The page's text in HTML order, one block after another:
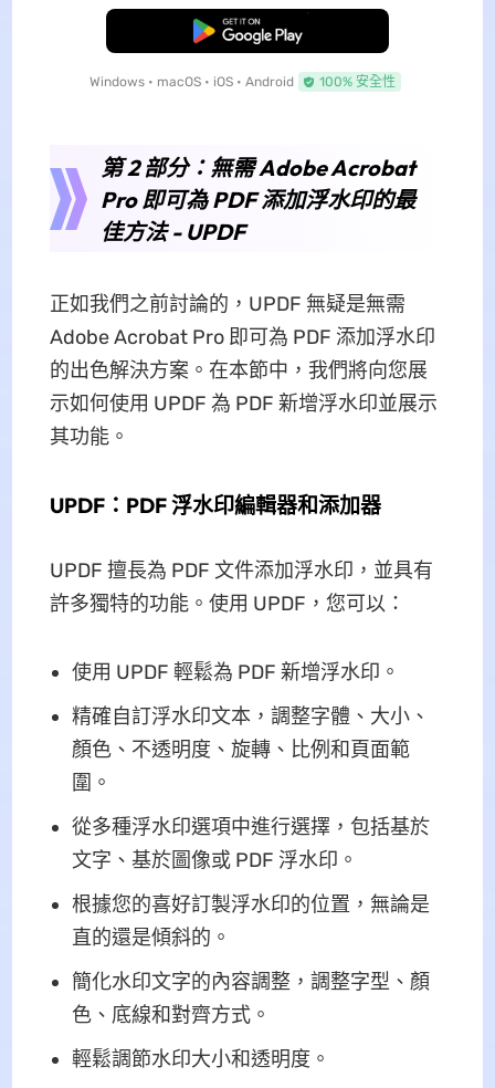
免費下載
Windows • macOS • iOS • Android 100% 安全性
第 2 部分：無需 Adob​​e Acrobat
Pro 即可為 PDF 添加浮水印的最
佳方法 - UPDF
正如我們之前討論的，UPDF 無疑是無需
Adob​​e Acrobat Pro 即可為 PDF 添加浮水印
的出色解決方案。在本節中，我們將向您展
示如何使用 UPDF 為 PDF 新增浮水印並展示
其功能。
UPDF：PDF 浮水印編輯器和添加器
UPDF 擅長為 PDF 文件添加浮水印，並具有
許多獨特的功能。使用 UPDF，您可以：
使用 UPDF 輕鬆為 PDF 新增浮水印。
精確自訂浮水印文本，調整字體、大小、
顏色、不透明度、旋轉、比例和頁面範
圍。
從多種浮水印選項中進行選擇，包括基於
文字、基於圖像或 PDF 浮水印。
根據您的喜好訂製浮水印的位置，無論是
直的還是傾斜的。
簡化水印文字的內容調整，調整字型、顏
色、底線和對齊方式。
輕鬆調節水印大小和透明度。